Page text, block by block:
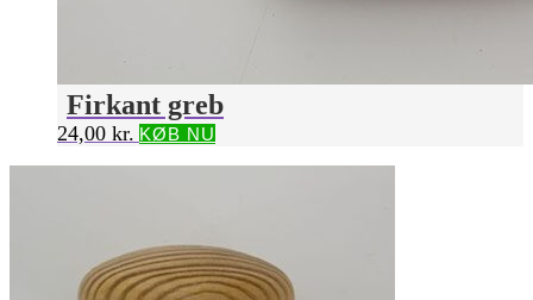
Firkant greb
24,00 kr. KØB NU